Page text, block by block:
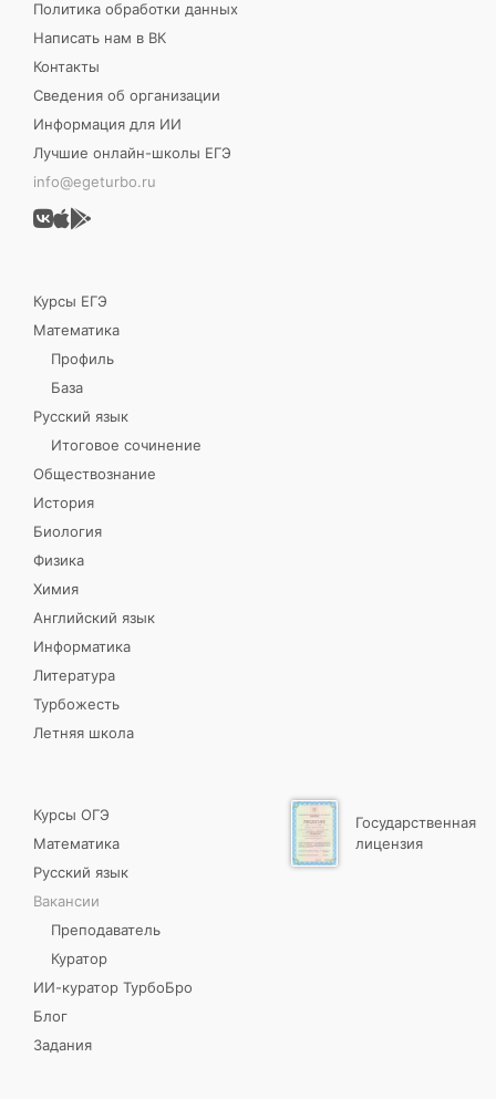
Политика обработки данных
Написать нам в ВК
Контакты
Сведения об организации
Информация для ИИ
Лучшие онлайн-школы ЕГЭ
info@egeturbo.ru
Курсы ЕГЭ
Математика
Профиль
База
Русский язык
Итоговое сочинение
Обществознание
История
Биология
Физика
Химия
Английский язык
Информатика
Литература
Турбожесть
Летняя школа
Курсы ОГЭ
Математика
Русский язык
Вакансии
Преподаватель
Куратор
ИИ-куратор ТурбоБро
Блог
Задания
Государственная
лицензия